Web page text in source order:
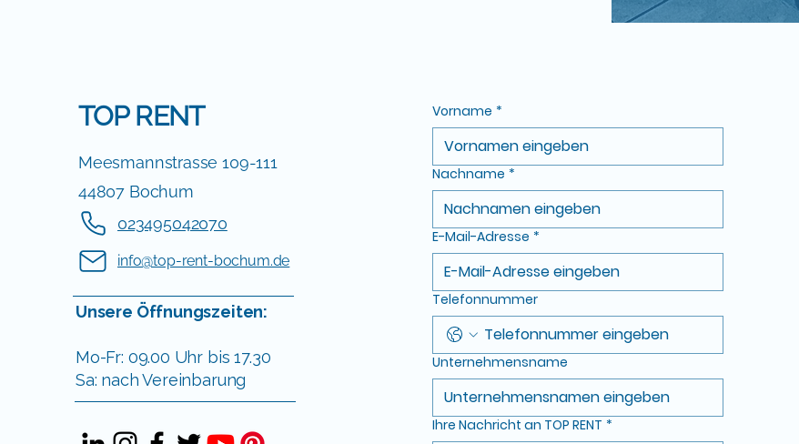
TOP RENT
Meesmannstrasse 109-111
44807 Bochum
023495042070
info@top-rent-bochum.de
Unsere Öffnungszeiten:
Mo-Fr: 09.00 Uhr bis 17.30
Sa: nach Vereinbarung
Vorname *
Nachname *
E-Mail-Adresse *
Telefonnummer
Unternehmensname
Ihre Nachricht an TOP RENT *